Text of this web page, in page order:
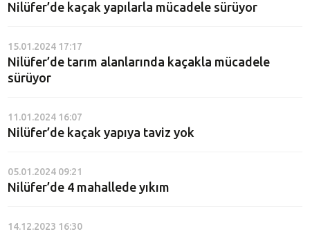
Nilüfer’de kaçak yapılarla mücadele sürüyor
15.01.2024 17:17
Nilüfer’de tarım alanlarında kaçakla mücadele
sürüyor
11.01.2024 16:07
Nilüfer’de kaçak yapıya taviz yok
05.01.2024 09:21
Nilüfer’de 4 mahallede yıkım
14.12.2023 16:30